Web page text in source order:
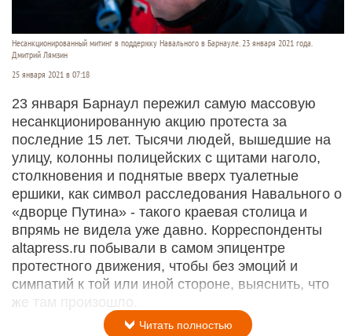
Несанкционированный митинг в поддержку Навального в Барнауле. 23 января 2021 года.
Дмитрий Лямзин
25 января 2021 в 07:18
23 января Барнаул пережил самую массовую
несанкционированную акцию протеста за
последние 15 лет. Тысячи людей, вышедшие на
улицу, колонны полицейских с щитами наголо,
столкновения и поднятые вверх туалетные
ершики, как символ расследования Навального о
«дворце Путина» - такого краевая столица и
впрямь не видела уже давно. Корреспонденты
altapress.ru побывали в самом эпицентре
протестного движения, чтобы без эмоций и
симпатий к той или иной стороне, выяснить, что
же там произошло.
Читать полностью